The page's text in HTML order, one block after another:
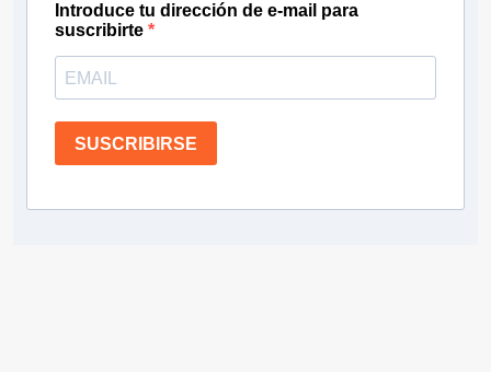
Introduce tu dirección de e-mail para
suscribirte
SUSCRIBIRSE